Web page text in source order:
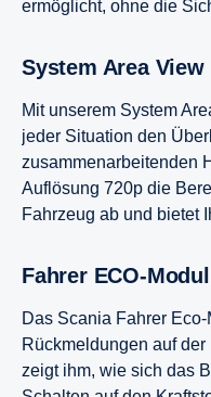
ermöglicht, ohne die
System Area
Mit unserem System
jeder Situation den
zusammenarbeitenden
Auflösung 720p die
Fahrzeug ab und bietet
Fahrer ECO-Modul
Das Scania Fahrer
Rückmeldungen auf
zeigt ihm, wie sich das